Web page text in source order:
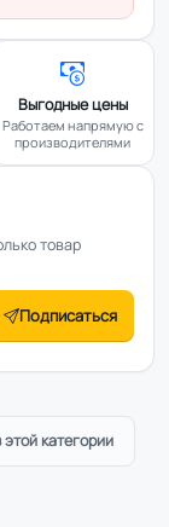
Выгодные цены
Работаем напрямую с
производителями
товар
Подписаться
этой категории